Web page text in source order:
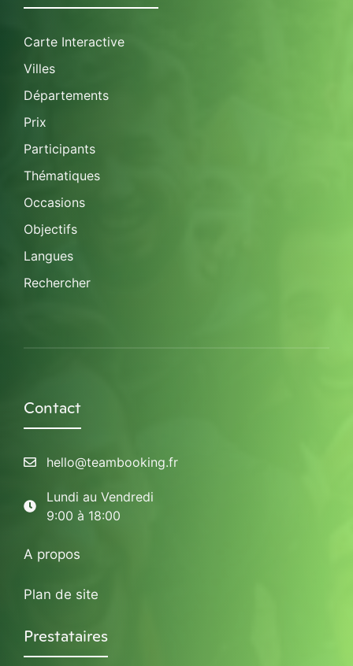
Carte Interactive
Villes
Départements
Prix
Participants
Thématiques
Occasions
Objectifs
Langues
Rechercher
Contact
hello@teambooking.fr
Lundi au Vendredi
9:00 à 18:00
A propos
Plan de site
Prestataires